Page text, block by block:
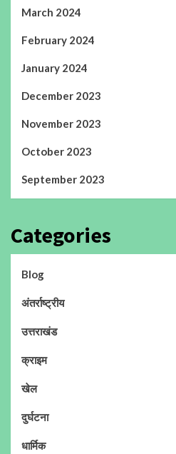
March 2024
February 2024
January 2024
December 2023
November 2023
October 2023
September 2023
Categories
Blog
अंतर्राष्ट्रीय
उत्तराखंड
क्राइम
खेल
दुर्घटना
धार्मिक